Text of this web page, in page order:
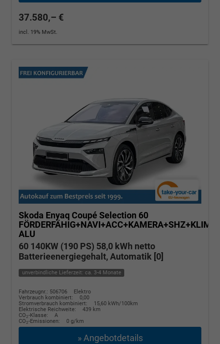
37.580,– €
incl. 19% MwSt.
Skoda Enyaq CoupéSelection 60
ALU
60 140KW (190 PS) 58,0 kWh netto
Batterieenergiegehalt, Automatik [0]
unverbindliche Lieferzeit: ca. 3-4 Monate
Fahrzeugnr.: 506706
Elektro
Verbrauch kombiniert:
0,00
Stromverbrauch kombiniert:
15,60 kWh/100km
Elektrische Reichweite:
439 km
CO2-Klasse:
A
CO2-Emissionen: 0 g/km
» Angebotdetails